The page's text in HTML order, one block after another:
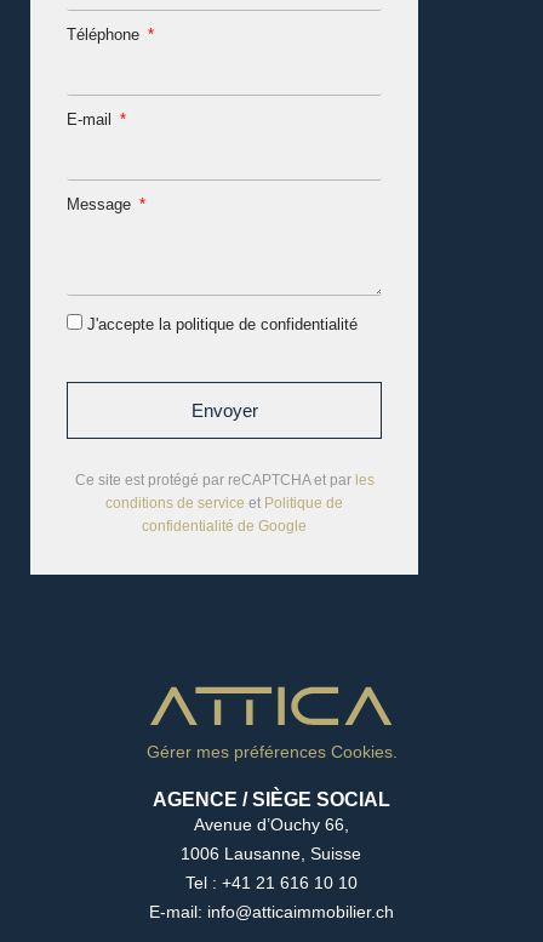
Téléphone
E-mail
Message
J'accepte la politique de confidentialité
Envoyer
Ce site est protégé par reCAPTCHA et par les
conditions de service et Politique de
confidentialité de Google
Gérer mes préférences Cookies.
AGENCE / SIÈGE SOCIAL
Avenue d’Ouchy 66,
1006 Lausanne, Suisse
Tel : +41 21 616 10 10
E-mail: info@atticaimmobilier.ch